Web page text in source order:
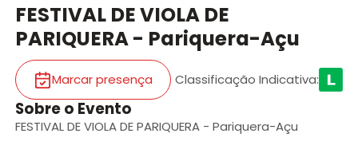
FESTIVAL DE VIOLA DE
PARIQUERA - Pariquera-Açu
Marcar presença Classificação Indicativa:
Sobre o Evento
FESTIVAL DE VIOLA DE PARIQUERA - Pariquera-Açu